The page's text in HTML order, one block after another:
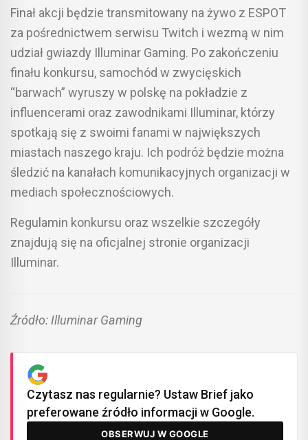
Finał akcji będzie transmitowany na żywo z ESPOT
za pośrednictwem serwisu Twitch i wezmą w nim
udział gwiazdy Illuminar Gaming. Po zakończeniu
finału konkursu, samochód w zwycięskich
“barwach” wyruszy w polskę na pokładzie z
influencerami oraz zawodnikami Illuminar, którzy
spotkają się z swoimi fanami w największych
miastach naszego kraju. Ich podróż będzie można
śledzić na kanałach komunikacyjnych organizacji w
mediach społecznościowych.
Regulamin konkursu oraz wszelkie szczegóły
znajdują się na oficjalnej stronie organizacji
Illuminar.
Źródło: Illuminar Gaming
Czytasz nas regularnie? Ustaw Brief jako
preferowane źródło informacji w Google.
OBSERWUJ W GOOGLE